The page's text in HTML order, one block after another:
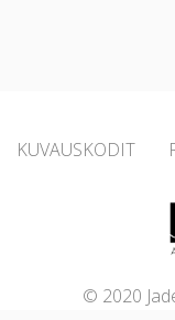
KUVAUSKODIT
© 2020